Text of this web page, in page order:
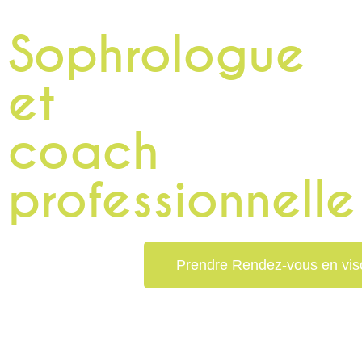
Sophrologue
et
coach
professionnelle
Prendre Rendez-vous en